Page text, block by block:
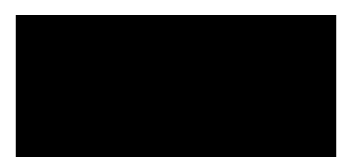
❅